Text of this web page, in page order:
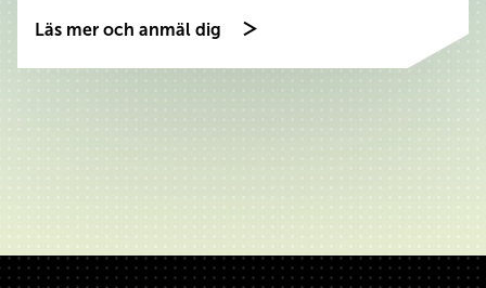
Läs mer och anmäl dig
Sidfot